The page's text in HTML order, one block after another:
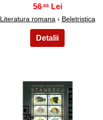
56,66
Literatura romana › Beletristica